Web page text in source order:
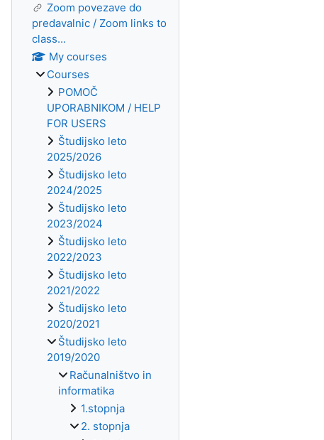
Zoom povezave do
predavalnic / Zoom links to
class...
My courses
Courses
POMOČ
UPORABNIKOM / HELP
FOR USERS
Študijsko leto
2025/2026
Študijsko leto
2024/2025
Študijsko leto
2023/2024
Študijsko leto
2022/2023
Študijsko leto
2021/2022
Študijsko leto
2020/2021
Študijsko leto
2019/2020
Računalništvo in
informatika
1.stopnja
2. stopnja